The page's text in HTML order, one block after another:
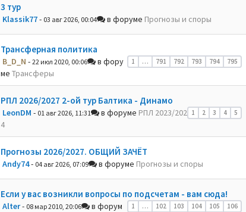
3 тур
Klassik77- 03 авг 2026, 00:04 в форуме Прогнозы и споры
Трансферная политика
1 … 791 792 793 794 795
B_D_N - 22 июл 2020, 00:06
в фору
ме Трансферы
РПЛ 2026/2027 2-ой тур Балтика - Динамо
1 2 3 4 5
LeonDM - 01 авг 2026, 11:31 в форуме РПЛ 2023/202
4
Прогнозы 2026/2027. ОБЩИЙ ЗАЧЁТ
Andy74- 04 авг 2026, 07:09 в форуме Прогнозы и споры
Если у вас возникли вопросы по подсчетам - вам сюда!
1 … 102 103 104 105 106
Alter- 08 мар 2010, 20:06
в форум